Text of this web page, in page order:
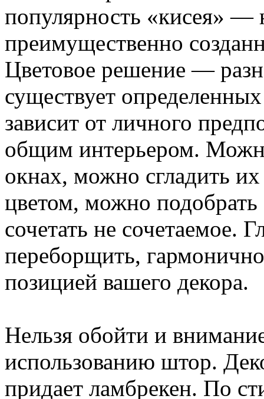
популярность «кисея» —
преимущественно
Цветовое решение —
существует
зависит от личного
общим интерьером.
окнах, можно сгладить
цветом, можно
сочетать не сочетаемое.
переборщить,
позицией вашего декора.
Нельзя обойти и
использованию штор.
придает ламбрекен. По